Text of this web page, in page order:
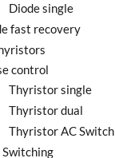
Diode single
fast recovery
control
Thyristor single
Thyristor dual
Thyristor AC Switch
Switching